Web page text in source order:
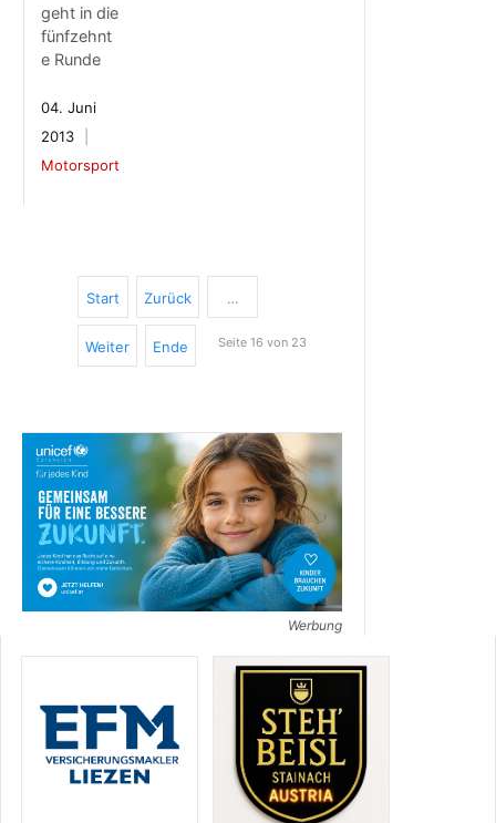
geht in die
fünfzehnt
e Runde
04. Juni
2013
Motorsport
Start Zurück …
Weiter Ende Seite 16 von 23
Werbung